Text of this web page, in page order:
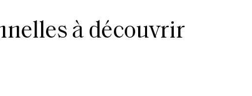
à découvrir